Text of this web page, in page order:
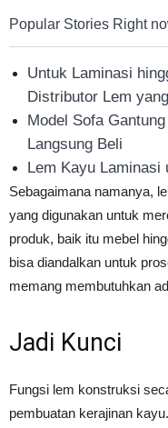
Popular Stories Right
Untuk Laminasi
Distributor Lem
Model Sofa
Langsung Beli
Lem Kayu Laminasi
Sebagaimana namanya,
yang digunakan untuk
produk, baik itu mebel
bisa diandalkan untuk
memang membutuhkan
Jadi Kunci
Fungsi lem konstruksi
pembuatan kerajinan